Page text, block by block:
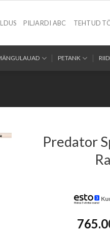
PILJARDI ABC TEHTUD
PETANK
Predator